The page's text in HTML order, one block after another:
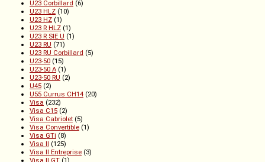
U23 Corbillard (6)
U23 HLZ (10)
U23 HZ (1)
U23 R HLZ (1)
U23 R SIE U (1)
U23 RU (71)
U23 RU Corbillard (5)
U23-50 (15)
U23-50 A (1)
U23-50 RU (2)
U45 (2)
U55 Currus CH14 (20)
Visa (232)
Visa C15 (2)
Visa Cabriolet (5)
Visa Convertible (1)
Visa GTi (8)
Visa II (125)
Visa II Entreprise (3)
Visa II GT (1)